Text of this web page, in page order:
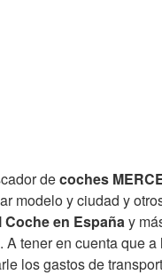
decoches
modelo y ciudad y
Coche en Españay
A tener en cuenta que
los gastos de